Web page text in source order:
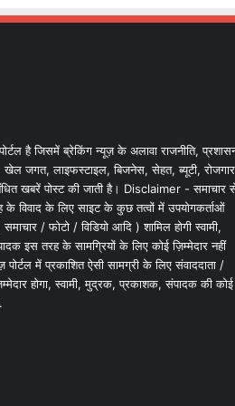
है जिसमें ब्रेकिंग न्यूज़ के अलावा राजनीति,
खेल जगत, लाइफस्टाइल, बिजनेस, सेहत, ब्यूटी, रोजगार
खबरें पोस्ट की जाती है। Disclaimer - समाचार
के विवाद के लिए साइट के कुछ तत्वों में उपयोगकर्ताओं
समाचार / फोटो / विडियो आदि ) शामिल होगी स्वामी,
इस तरह के सामग्रियों के लिए कोई ज़िम्मेदार नहीं
पोर्टल में प्रकाशित ऐसी सामग्री के लिए संवाददाता /
होगा, स्वामी, मुद्रक, प्रकाशक, संपादक की कोई